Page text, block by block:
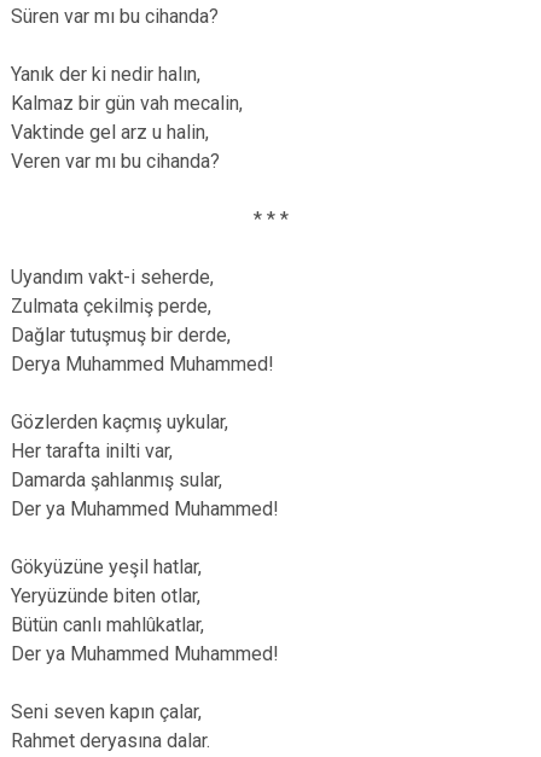
Süren var mı bu cihanda?
Yanık der ki nedir halın,
Kalmaz bir gün vah mecalin,
Vaktinde gel arz u halin,
Veren var mı bu cihanda?
* * *
Uyandım vakt-i seherde,
Zulmata çekilmiş perde,
Dağlar tutuşmuş bir derde,
Derya Muhammed Muhammed!
Gözlerden kaçmış uykular,
Her tarafta inilti var,
Damarda şahlanmış sular,
Der ya Muhammed Muhammed!
Gökyüzüne yeşil hatlar,
Yeryüzünde biten otlar,
Bütün canlı mahlûkatlar,
Der ya Muhammed Muhammed!
Seni seven kapın çalar,
Rahmet deryasına dalar.